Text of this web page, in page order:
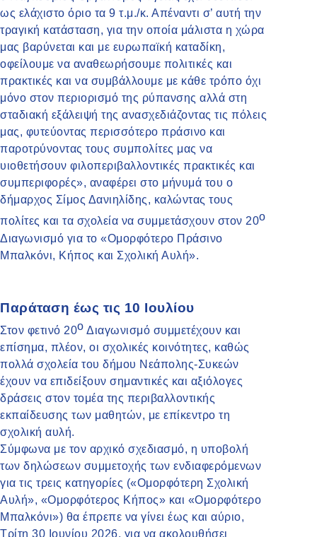
ως ελάχιστο όριο τα 9 τ.μ./κ. Απέναντι σ’ αυτή την
τραγική κατάσταση, για την οποία μάλιστα η χώρα
μας βαρύνεται και με ευρωπαϊκή καταδίκη,
οφείλουμε να αναθεωρήσουμε πολιτικές και
πρακτικές και να συμβάλλουμε με κάθε τρόπο όχι
μόνο στον περιορισμό της ρύπανσης αλλά στη
σταδιακή εξάλειψή της ανασχεδιάζοντας τις πόλεις
μας, φυτεύοντας περισσότερο πράσινο και
παροτρύνοντας τους συμπολίτες μας να
υιοθετήσουν φιλοπεριβαλλοντικές πρακτικές και
συμπεριφορές», αναφέρει στο μήνυμά του ο
δήμαρχος Σίμος Δανιηλίδης, καλώντας τους
πολίτες και τα σχολεία να συμμετάσχουν στον 20ο
Διαγωνισμό για το «Ομορφότερο Πράσινο
Μπαλκόνι, Κήπος και Σχολική Αυλή».
Παράταση έως τις 10 Ιουλίου
Στον φετινό 20ο Διαγωνισμό συμμετέχουν και
επίσημα, πλέον, οι σχολικές κοινότητες, καθώς
πολλά σχολεία του δήμου Νεάπολης-Συκεών
έχουν να επιδείξουν σημαντικές και αξιόλογες
δράσεις στον τομέα της περιβαλλοντικής
εκπαίδευσης των μαθητών, με επίκεντρο τη
σχολική αυλή.
Σύμφωνα με τον αρχικό σχεδιασμό, η υποβολή
των δηλώσεων συμμετοχής των ενδιαφερόμενων
για τις τρεις κατηγορίες («Ομορφότερη Σχολική
Αυλή», «Ομορφότερος Κήπος» και «Ομορφότερο
Μπαλκόνι») θα έπρεπε να γίνει έως και αύριο,
Τρίτη 30 Ιουνίου 2026, για να ακολουθήσει